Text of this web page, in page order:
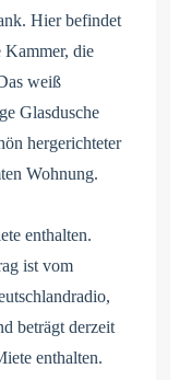
Hier befindet
Kammer, die
weiß
Glasdusche
hergerichteter
Wohnung.
enthalten.
ist vom
beträgt derzeit
enthalten.